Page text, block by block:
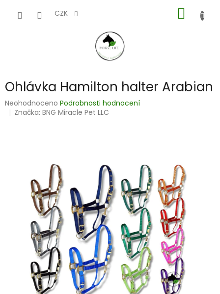
CZK
KOŠÍK
Ohlávka Hamilton halter Arabian
Průměrné
hodnocení
Neohodnoceno Podrobnosti hodnocení
Značka:BNG Miracle Pet LLC